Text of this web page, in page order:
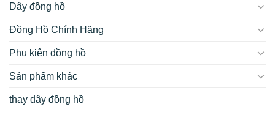
Dây đồng hồ
Đồng Hồ Chính Hãng
Phụ kiện đồng hồ
Sản phẩm khác
thay dây đồng hồ